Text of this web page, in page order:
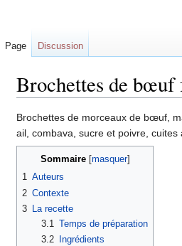
Brochettes de bœuf
Sauter
à
la
navigation
Sauter
à
la
recherche
Brochettes de morceaux de bœuf,
ail, combava, sucre et poivre, cuites
Sommaire
1 Auteurs
2 Contexte
3 La recette
3.1 Temps de préparation
3.2
Ingrédients
Page Discussion